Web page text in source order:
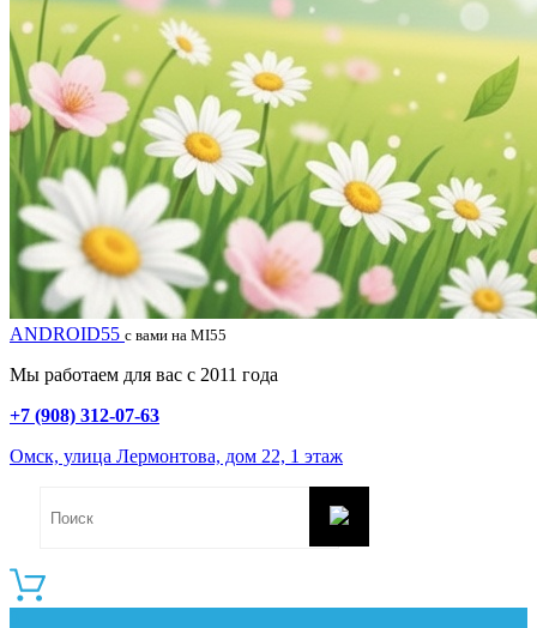
ANDROID55 с вами на MI55
Мы работаем для вас с 2011 года
+7 (908) 312-07-63
Омск, улица Лермонтова, дом 22, 1 этаж